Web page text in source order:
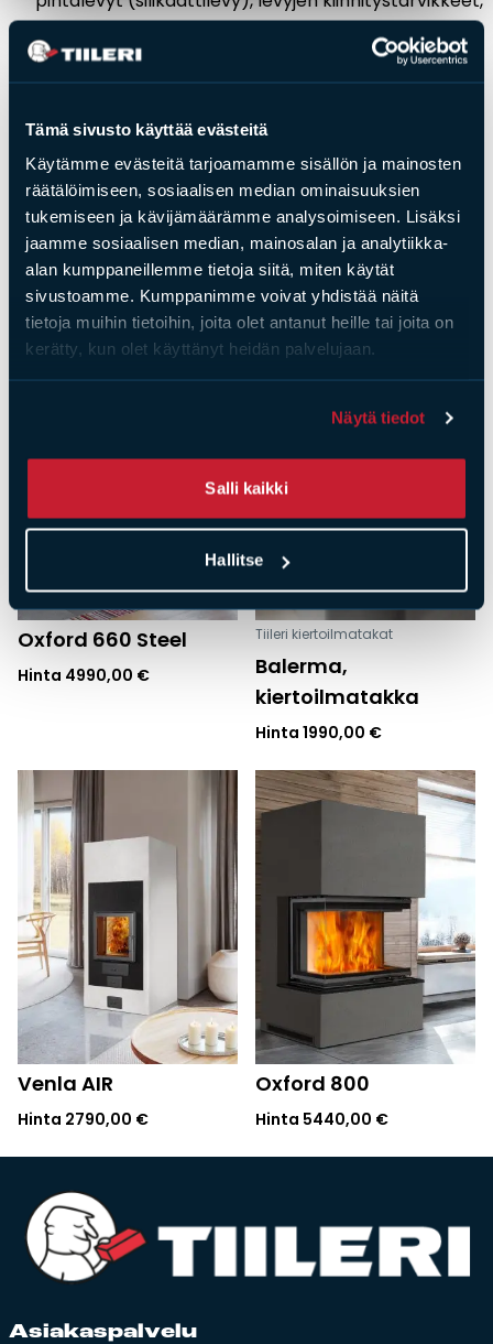
Tämä sivusto käyttää evästeitä
Käytämme evästeitä tarjoamamme sisällön ja mainosten
räätälöimiseen, sosiaalisen median ominaisuuksien
tukemiseen ja kävijämäärämme analysoimiseen. Lisäksi
jaamme sosiaalisen median, mainosalan ja analytiikka-
alan kumppaneillemme tietoja siitä, miten käytät
sivustoamme. Kumppanimme voivat yhdistää näitä
tietoja muihin tietoihin, joita olet antanut heille tai joita on
kerätty, kun olet käyttänyt heidän palvelujaan.
Näytä tiedot
Salli kaikki
Hallitse
pohja- ja pintalaastin tai tiililaatan, verkon ja
ilmanohjausritilät
Myydään myös asennettuna, tiedustele hintaa
Saat­tai­sit ol­la kiin­nos­tu­nut
myös näis­tä
Oxford 660 Steel
Hinta 4990,00 €
Uutuus!
Tiileri kiertoilmatakat
Balerma,
kiertoilmatakka
Hinta 1990,00 €
Venla AIR
Hinta 2790,00 €
Oxford 800
Hinta 5440,00 €
Asia­kas­pal­ve­lu